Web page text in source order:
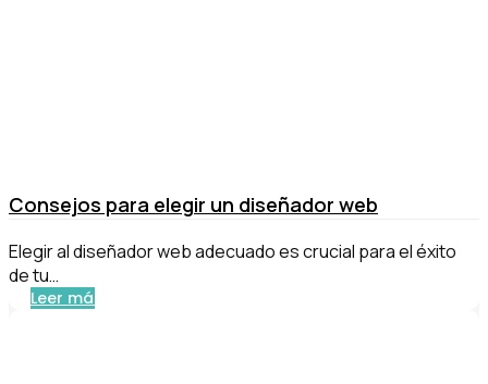
Consejos para elegir un diseñador web
Elegir al diseñador web adecuado es crucial para el éxito
de tu…
Leer más